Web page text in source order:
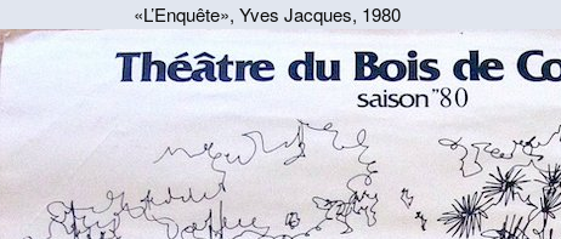
«L’Enquête», Yves Jacques, 1980